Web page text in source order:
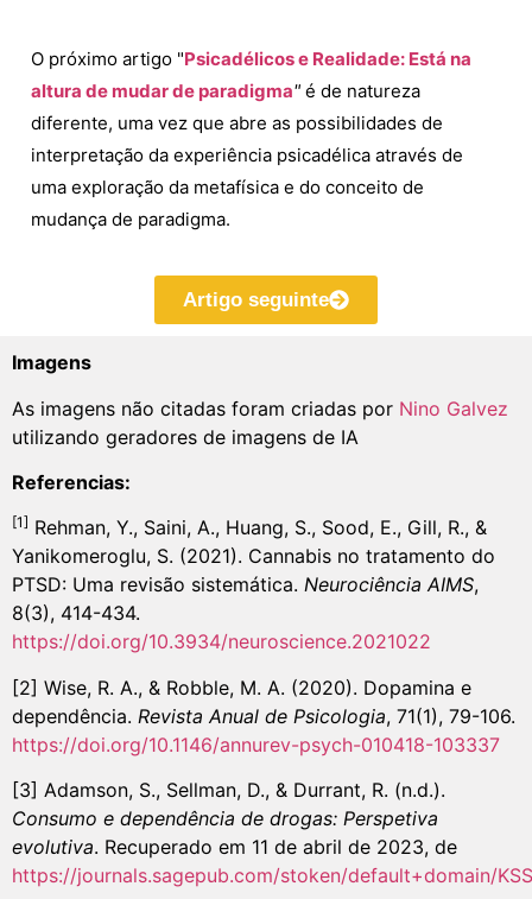
O próximo artigo "Psicadélicos e Realidade: Está na
altura de mudar de paradigma" é de natureza
diferente, uma vez que abre as possibilidades de
interpretação da experiência psicadélica através de
uma exploração da metafísica e do conceito de
mudança de paradigma.
Artigo seguinte
Imagens
As imagens não citadas foram criadas por Nino Galvez
utilizando geradores de imagens de IA
Referencias:
[1] Rehman, Y., Saini, A., Huang, S., Sood, E., Gill, R., &
Yanikomeroglu, S. (2021). Cannabis no tratamento do
PTSD: Uma revisão sistemática. Neurociência AIMS,
8(3), 414-434.
https://doi.org/10.3934/neuroscience.2021022
[2] Wise, R. A., & Robble, M. A. (2020). Dopamina e
dependência. Revista Anual de Psicologia, 71(1), 79-106.
https://doi.org/10.1146/annurev-psych-010418-103337
[3] Adamson, S., Sellman, D., & Durrant, R. (n.d.).
Consumo e dependência de drogas: Perspetiva
evolutiva. Recuperado em 11 de abril de 2023, de
https://journals.sagepub.com/stoken/default+domain/